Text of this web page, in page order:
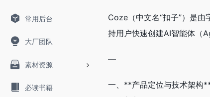
常用后台
大厂团队
素材资源
必读书籍
Coze（中文名“扣子”）是
持用户快速创建AI智能体（
—
一、**产品定位与技术架构